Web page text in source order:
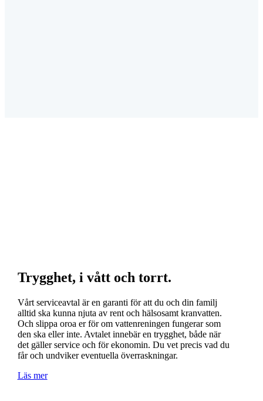
Trygghet, i vått och torrt.
Vårt serviceavtal är en garanti för att du och din familj
alltid ska kunna njuta av rent och hälsosamt kranvatten.
Och slippa oroa er för om vattenreningen fungerar som
den ska eller inte. Avtalet innebär en trygghet, både när
det gäller service och för ekonomin. Du vet precis vad du
får och undviker eventuella överraskningar.
Läs mer